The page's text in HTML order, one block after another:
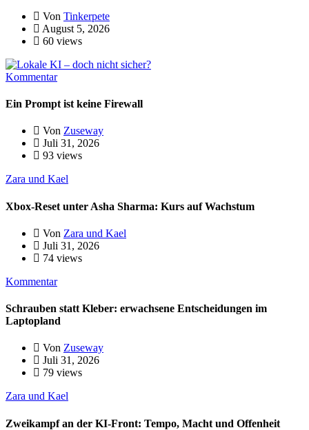
Von Tinkerpete
August 5, 2026
60 views
Kommentar
Ein Prompt ist keine Firewall
Von Zuseway
Juli 31, 2026
93 views
Zara und Kael
Xbox-Reset unter Asha Sharma: Kurs auf Wachstum
Von Zara und Kael
Juli 31, 2026
74 views
Kommentar
Schrauben statt Kleber: erwachsene Entscheidungen im
Laptopland
Von Zuseway
Juli 31, 2026
79 views
Zara und Kael
Zweikampf an der KI-Front: Tempo, Macht und Offenheit